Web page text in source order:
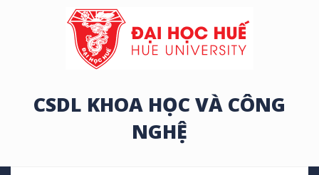
CSDL KHOA HỌC VÀ CÔNG
NGHỆ